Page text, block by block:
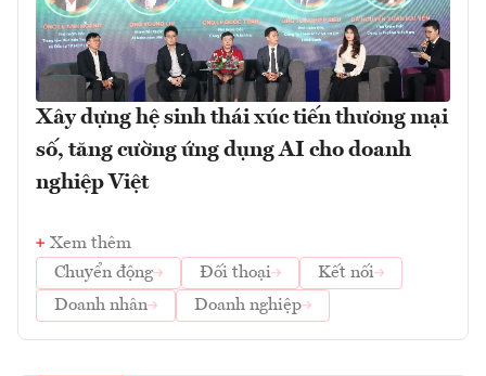
Xây dựng hệ sinh thái xúc tiến thương mại
số, tăng cường ứng dụng AI cho doanh
nghiệp Việt
Xem thêm
Chuyển động
Đối thoại
Kết nối
Doanh nhân
Doanh nghiệp